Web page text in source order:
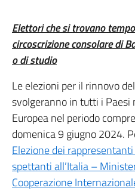
Elettori che si trovano
circoscrizione consolare di
o di studio
Le elezioni per il rinnovo
svolgeranno in tutti i Paesi
Europea nel periodo
domenica 9 giugno 2024.
Elezione dei
spettanti all’Italia –
Cooperazione